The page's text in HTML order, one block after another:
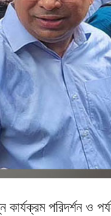
কার্যক্রম পরিদর্শন ও